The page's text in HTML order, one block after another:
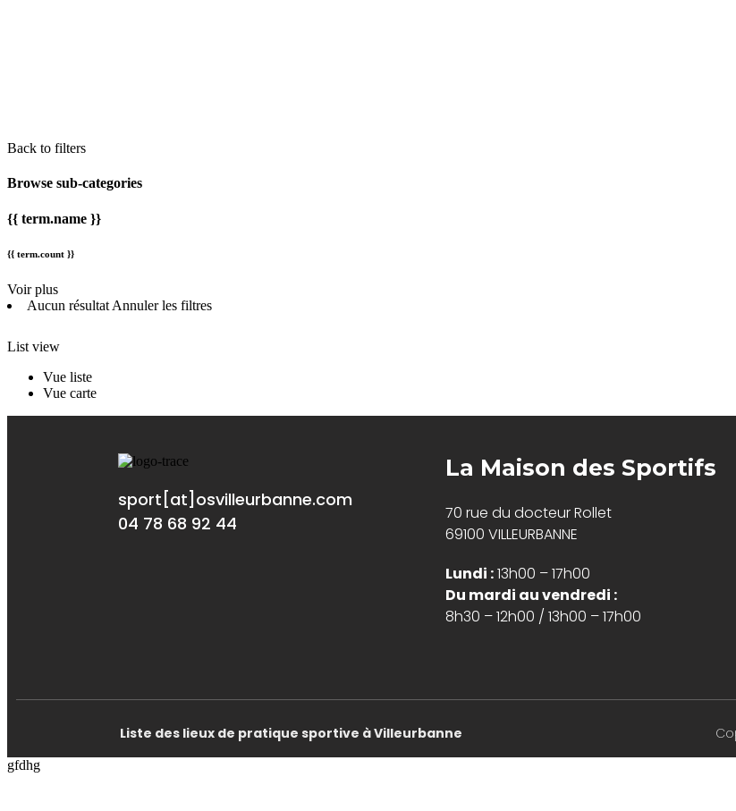
Back to filters
Browse sub-categories
{{ term.name }}
{{ term.count }}
Voir plus
Aucun résultatAnnuler les filtres
List view
Vue liste
Vue carte
sport[at]osvilleurbanne.com
04 78 68 92 44
La Maison des Sportifs
70 rue du docteur Rollet
69100 VILLEURBANNE
Lundi :13h00 – 17h00
Du mardi au vendredi :
8h30 – 12h00 / 13h00 – 17h00
Liste des lieux de pratique sportive à Villeurbanne
gfdhg